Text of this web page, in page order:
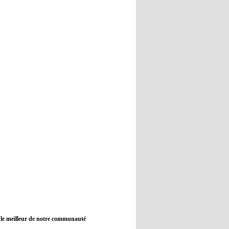
08:21 - 2022/11/08
meilleur de notre communauté